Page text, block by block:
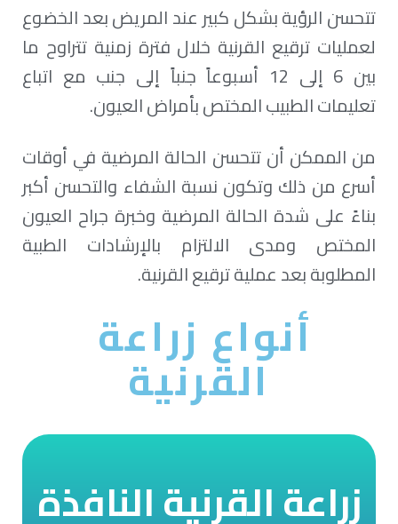
تتحسن الرؤية بشكل كبير عند المريض بعد الخضوع
لعمليات ترقيع القرنية خلال فترة زمنية تتراوح ما
بين 6 إلى 12 أسبوعاً جنباً إلى جنب مع اتباع
تعليمات الطبيب المختص بأمراض العيون.
من الممكن أن تتحسن الحالة المرضية في أوقات
أسرع من ذلك وتكون نسبة الشفاء والتحسن أكبر
بناءً على شدة الحالة المرضية وخبرة جراح العيون
المختص ومدى الالتزام بالإرشادات الطبية
المطلوبة بعد عملية ترقيع القرنية.
أنواع زراعة
القرنية
زراعة القرنية النافذة